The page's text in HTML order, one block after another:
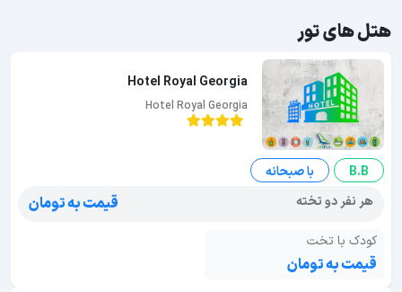
هتل های تور
Hotel Royal Georgia
Hotel Royal Georgia
B.B
با صبحانه
هر نفر دو تخته
قیمت به تومان
کودک با تخت
قیمت به تومان